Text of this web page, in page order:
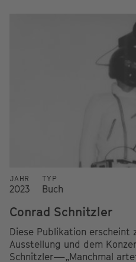
JAHR
2023
TYP
Buch
Conrad Schnitzler
Diese Publikation erscheint
Ausstellung und dem
Schnitzler—„Manchmal